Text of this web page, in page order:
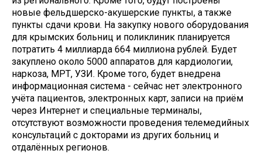
новые фельдшерско-акушерские пункты, а также
пункты сдачи крови. На закупку нового оборудования
для крымских больниц и поликлиник планируется
потратить 4 миллиарда 664 миллиона рублей. Будет
закуплено около 5000 аппаратов для кардиологии,
наркоза, МРТ, УЗИ. Кроме того, будет внедрена
информационная система - сейчас нет электронного
учёта пациентов, электронных карт, записи на приём
через Интернет и специальные терминалы,
отсутствуют возможности проведения телемедийных
консультаций с докторами из других больниц и
отдалённых регионов.